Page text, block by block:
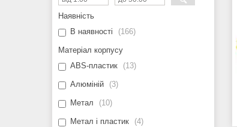
Наявність
В наявності
166
Матеріал корпусу
ABS-пластик
13
Алюміній 3
Метал 10
Метал і пластик 4